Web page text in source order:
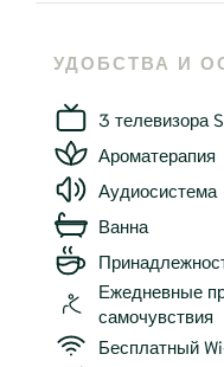
УДОБСТВА И
3 телевизора
Ароматерапия
Аудиосистема
Ванна
Ежедневные
самочувствия
Бесплатный